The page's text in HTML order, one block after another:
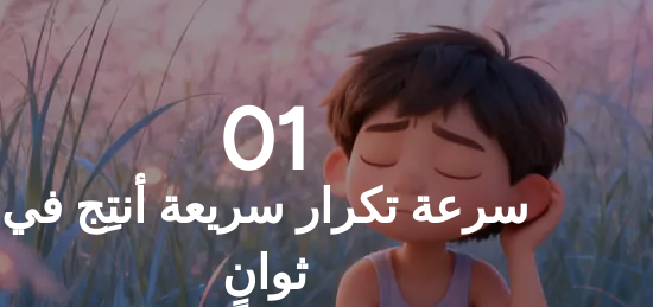
01
سرعة تكرار سريعة أنتِج في
ثوانٍ